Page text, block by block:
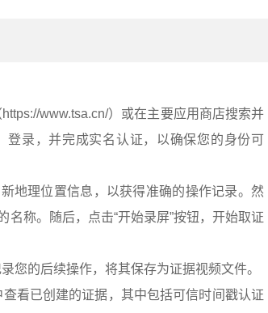
www.tsa.cn/）或在主要应用商店搜索并
登录，并完成实名认证，以确保您的身份可
地理位置信息，以获得准确的操作记录。然
名称。随后，点击“开始录屏”按钮，开始取证
您的后续操作，将其保存为证据视频文件。
看已创建的证据，其中包括可信时间戳认证